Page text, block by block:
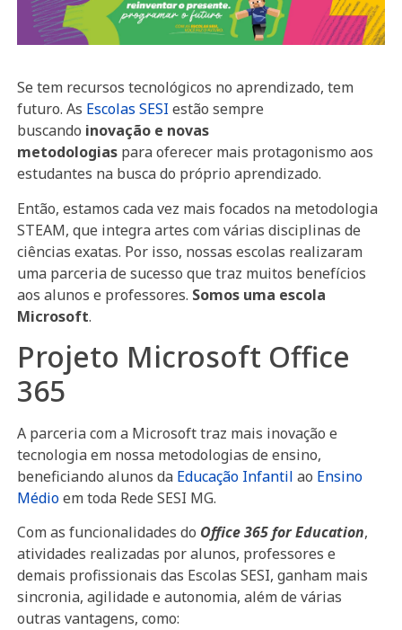
Se tem recursos tecnológicos no aprendizado, tem
futuro. As Escolas SESI estão sempre
buscando inovação e novas
metodologias para oferecer mais protagonismo aos
estudantes na busca do próprio aprendizado.
Então, estamos cada vez mais focados na metodologia
STEAM, que integra artes com várias disciplinas de
ciências exatas. Por isso, nossas escolas realizaram
uma parceria de sucesso que traz muitos benefícios
aos alunos e professores. Somos uma escola
Microsoft.
Projeto Microsoft Office
365
A parceria com a Microsoft traz mais inovação e
tecnologia em nossa metodologias de ensino,
beneficiando alunos da Educação Infantil ao Ensino
Médioem toda Rede SESI MG.
Com as funcionalidades do Office 365 for Education,
atividades realizadas por alunos, professores e
demais profissionais das Escolas SESI, ganham mais
sincronia, agilidade e autonomia, além de várias
outras vantagens, como: